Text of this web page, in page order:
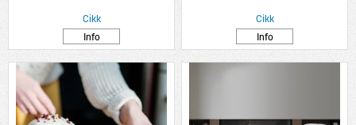
Cikk
Info
Cikk
Info